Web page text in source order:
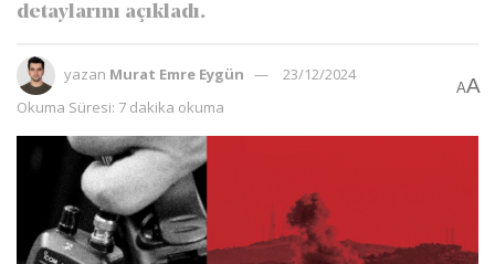
detaylarını açıkladı.
yazan Murat Emre Eygün
23/12/2024
Okuma Süresi: 7 dakika okuma
AA